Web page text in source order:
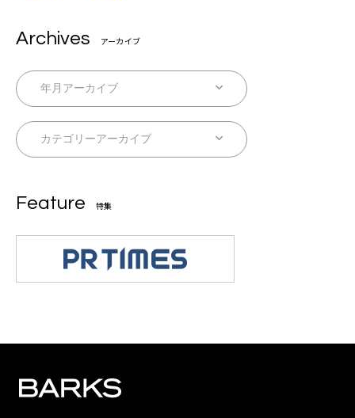
Archives アーカイブ
Feature 特集